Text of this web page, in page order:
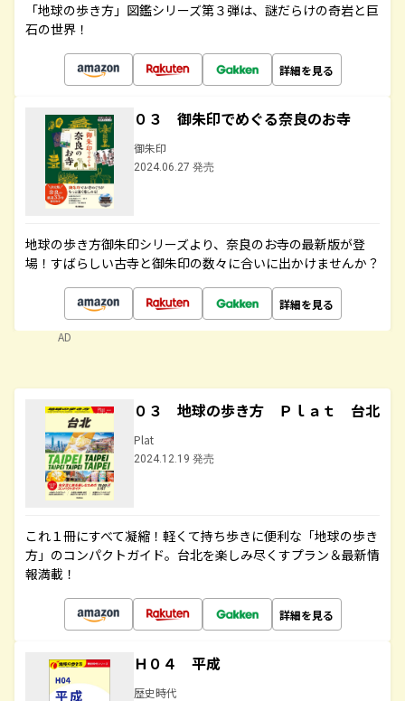
「地球の歩き方」図鑑シリーズ第３弾は、謎だらけの奇岩と巨
石の世界！
詳細を見る
０３ 御朱印でめぐる奈良のお寺
御朱印
2024.06.27 発売
地球の歩き方御朱印シリーズより、奈良のお寺の最新版が登
場！すばらしい古寺と御朱印の数々に合いに出かけませんか？
詳細を見る
AD
０３ 地球の歩き方 Ｐｌａｔ 台北
Plat
2024.12.19 発売
これ１冊にすべて凝縮！軽くて持ち歩きに便利な「地球の歩き
方」のコンパクトガイド。台北を楽しみ尽くすプラン＆最新情
報満載！
詳細を見る
Ｈ０４ 平成
歴史時代